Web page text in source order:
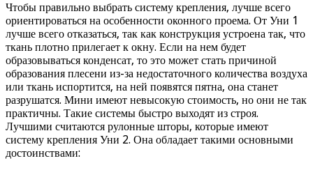
Чтобы правильно выбрать систему крепления, лучше всего
ориентироваться на особенности оконного проема. От Уни 1
лучше всего отказаться, так как конструкция устроена так, что
ткань плотно прилегает к окну. Если на нем будет
образовываться конденсат, то это может стать причиной
образования плесени из-за недостаточного количества воздуха
или ткань испортится, на ней появятся пятна, она станет
разрушатся. Мини имеют невысокую стоимость, но они не так
практичны. Такие системы быстро выходят из строя.
Лучшими считаются рулонные шторы, которые имеют
систему крепления Уни 2. Она обладает такими основными
достоинствами: